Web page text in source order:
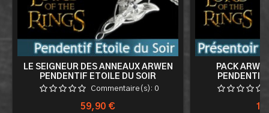
LE SEIGNEUR DES ANNEAUX ARWEN
PENDENTIF ETOILE DU SOIR
Commentaire(s): 0
Prix
59,90 €
PACK
PENDENTIF